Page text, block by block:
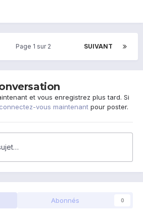
SUIVANT
Page 1 sur 2
et vous enregistrez plus tard. Si
connectez-vous maintenant pour poster.
Abonnés 0